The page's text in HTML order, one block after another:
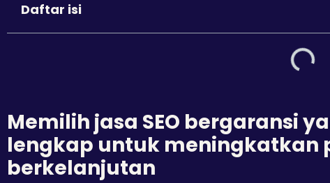
Daftar isi
Memilih jasa SEO bergaransi
lengkap untuk meningkatkan
berkelanjutan